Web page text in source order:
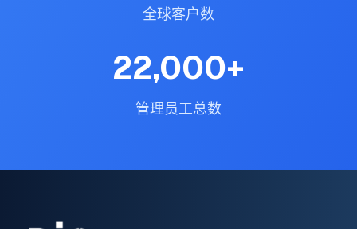
全球客户数
22,000+
管理员工总数